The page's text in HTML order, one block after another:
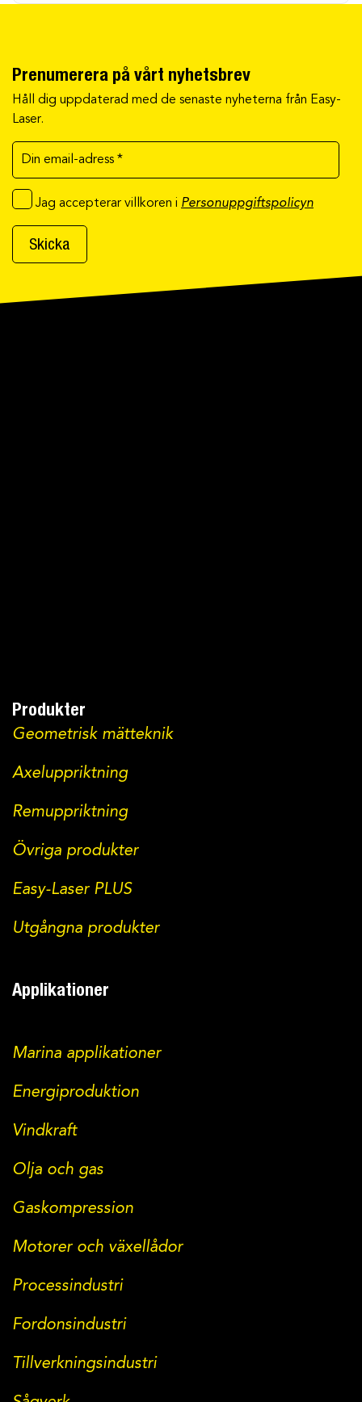
Prenumerera på vårt nyhetsbrev
Håll dig uppdaterad med de senaste nyheterna från Easy-
Laser.
Jag accepterar villkoren i Personuppgiftspolicyn
Produkter
Geometrisk mätteknik
Axeluppriktning
Remuppriktning
Övriga produkter
Easy-Laser PLUS
Utgångna produkter
Applikationer
Marina applikationer
Energiproduktion
Vindkraft
Olja och gas
Gaskompression
Motorer och växellådor
Processindustri
Fordonsindustri
Tillverkningsindustri